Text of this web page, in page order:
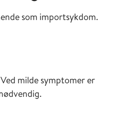
som importsykdom.
milde symptomer er